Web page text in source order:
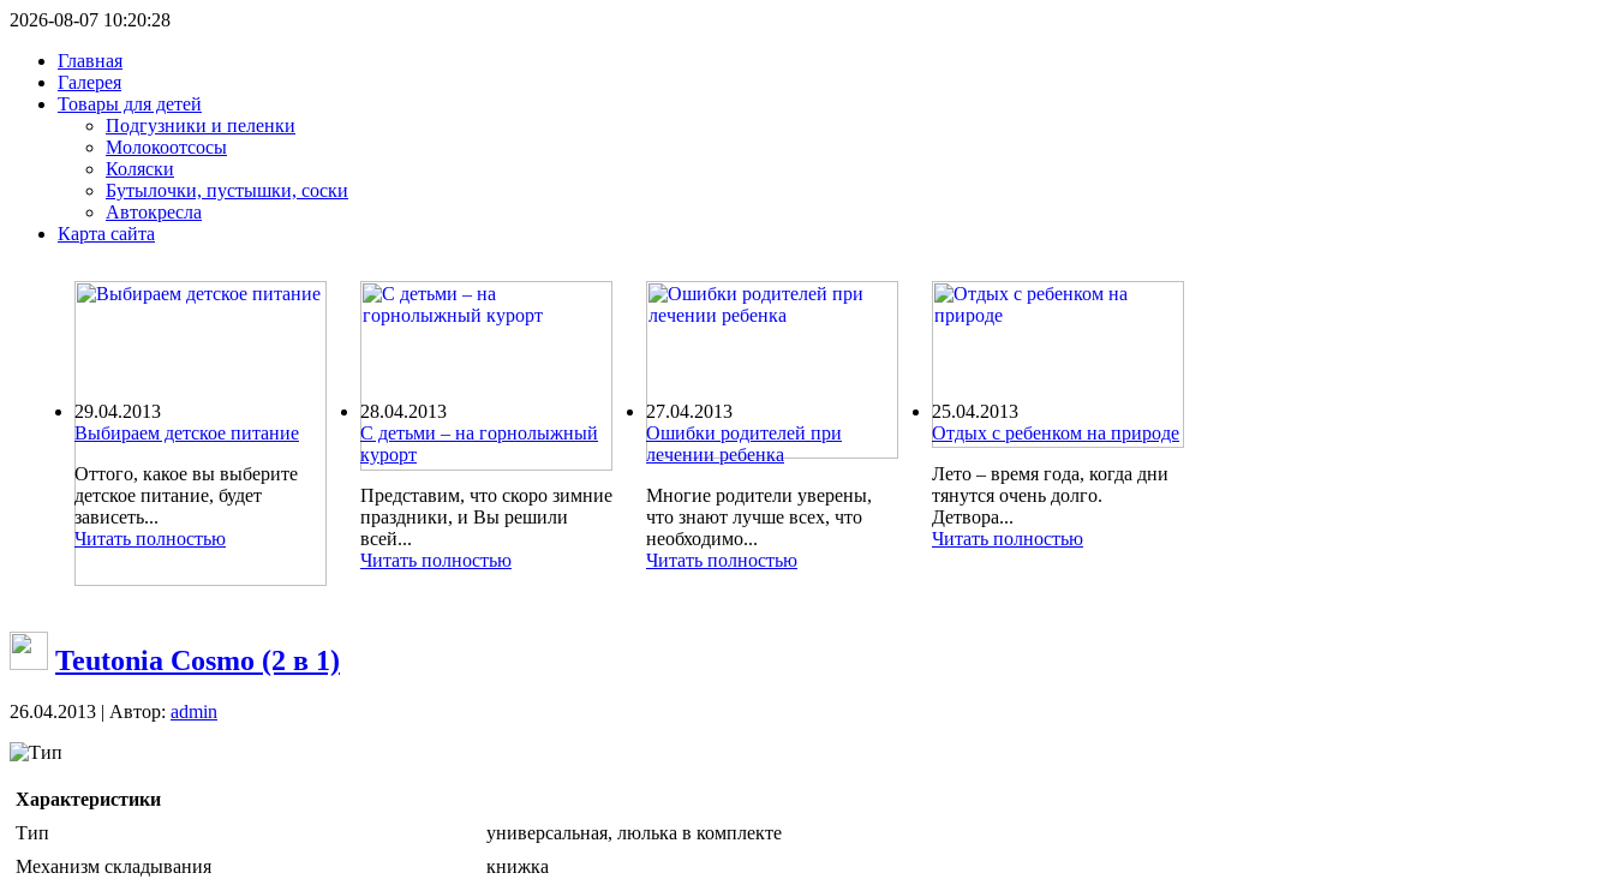
2026-08-07 10:20:28
Главная
Галерея
Товары для детей
Подгузники и пеленки
Молокоотсосы
Коляски
Бутылочки, пустышки, соски
Автокресла
Карта сайта
29.04.2013
Выбираем детское питание
Оттого, какое вы выберите
детское питание, будет
зависеть...
Читать полностью
28.04.2013
С детьми – на горнолыжный
курорт
Представим, что скоро зимние
праздники, и Вы решили
всей...
Читать полностью
27.04.2013
Ошибки родителей при
лечении ребенка
Многие родители уверены,
что знают лучше всех, что
необходимо...
Читать полностью
25.04.2013
Отдых с ребенком на природе
Лето – время года, когда дни
тянутся очень долго.
Детвора...
Читать полностью
Teutonia Cosmo (2 в 1)
26.04.2013 | Автор: admin
Тип
Характеристики
Тип
универсальная, люлька в комплекте
Механизм складывания
книжка